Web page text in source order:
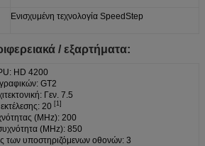
Ενισχυμένη τεχνολογία SpeedStep
/ εξαρτήματα:
HD 4200
GT2
Γεν. 7.5
20 [1]
(MHz): 200
(MHz): 850
των υποστηριζόμενων οθονών: 3